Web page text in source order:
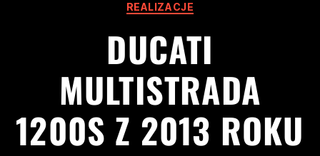
REALIZACJE
DUCATI
MULTISTRADA
1200S Z 2013 ROKU